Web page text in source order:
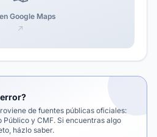
Google Maps
de fuentes públicas oficiales:
Público y CMF. Si encuentras algo
házlo saber.